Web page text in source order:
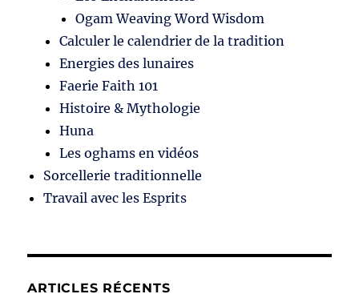
Ogam Weaving Word Wisdom
Calculer le calendrier de la tradition
Energies des lunaires
Faerie Faith 101
Histoire & Mythologie
Huna
Les oghams en vidéos
Sorcellerie traditionnelle
Travail avec les Esprits
ARTICLES RÉCENTS